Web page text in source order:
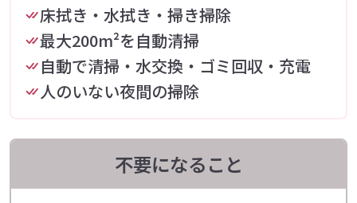
床拭き・水拭き・掃き掃除
最大200m²を自動清掃
自動で清掃・水交換・ゴミ回収・充電
人のいない夜間の掃除
不要になること